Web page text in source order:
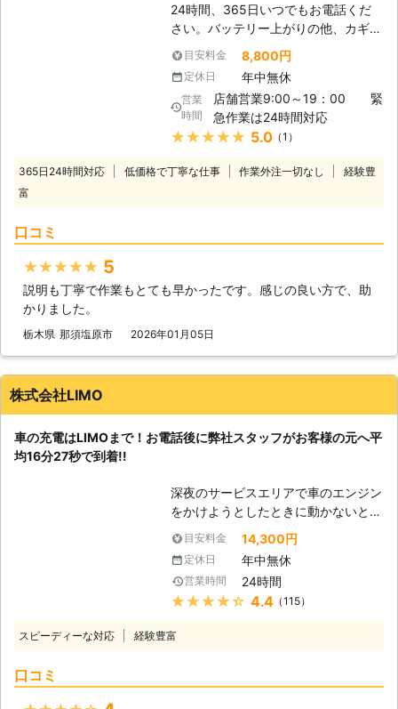
態にも安心して作業を依頼することが
できます 車のバッテリーが上がって
しまったことに気づくのは、車を運転
しようとしたけれどうんともすんとも
動かないときです。実際に運転をしよ
うとしたその瞬間に気が付くので、時
間的に余裕がないことも多いでしょ
う。 そんなときこそ、弊社「株式会
社クイックキャット」の出番です！弊
社は、24時間365日対応していま
のトラブルに迅速に解決して、車を走
にでも運転ができる状況になるように
24時間、365日いつでもお電話くだ
さい。バッテリー上がりの他、カギの
トラブルもお任せください！￥0保障
と安心価格でご対応します。
目安料金 8,800円
定休日 年中無休
営業
時間
店舗営業9:00～19：00 緊
急作業は24時間対応
★★★★★ 5.0（1）
365日24時間対応 低価格で丁寧な仕事 作業外注一切なし
経験豊
富
口コミ
★★★★★ 5
説明も丁寧で作業もとても早かったです。感じの良い方で、助
かりました。
栃木県 那須塩原市 2026年01月05日
株式会社LIMO
車の充電はLIMOまで！お電話後に弊社スタッフがお客様の元へ平
均16分27秒で到着!!
深夜のサービスエリアで車のエンジン
をかけようとしたときに動かないと、
困ってしまいますよね。エンジンがか
からなければ自宅にも帰れない、観光
もできないので八方塞がりです。 そ
んなときこそ、弊社「LＩMO」がお
客様の元へすぐに駆けつけてお助けし
電話をいただいたてから平均16分27
目安料金 14,300円
定休日 年中無休
営業時間 24時間
★★★★★ 4.4（115）
スピーディーな対応 経験豊富
口コミ